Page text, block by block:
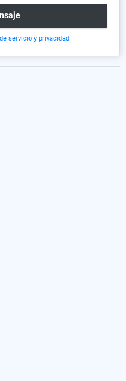
servicio y privacidad